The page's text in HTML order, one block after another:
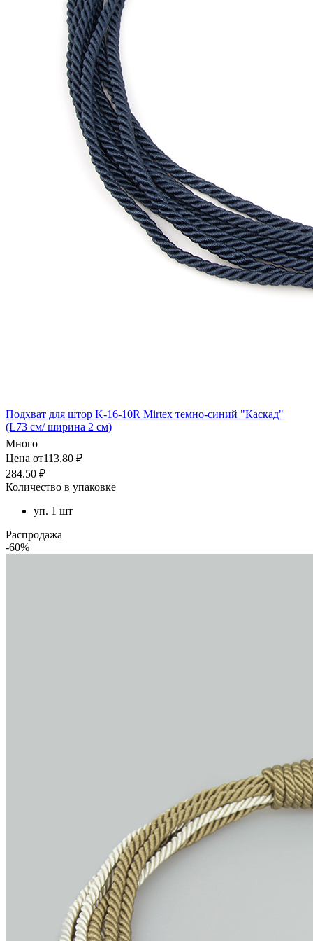
Подхват для штор K-16-10R Mirtex темно-синий "Каскад"
(L73 см/ ширина 2 см)
Много
Цена от113.80 ₽
284.50 ₽
Количество в упаковке
уп. 1 шт
Распродажа
-60%